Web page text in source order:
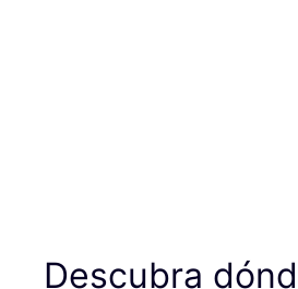
Descubra